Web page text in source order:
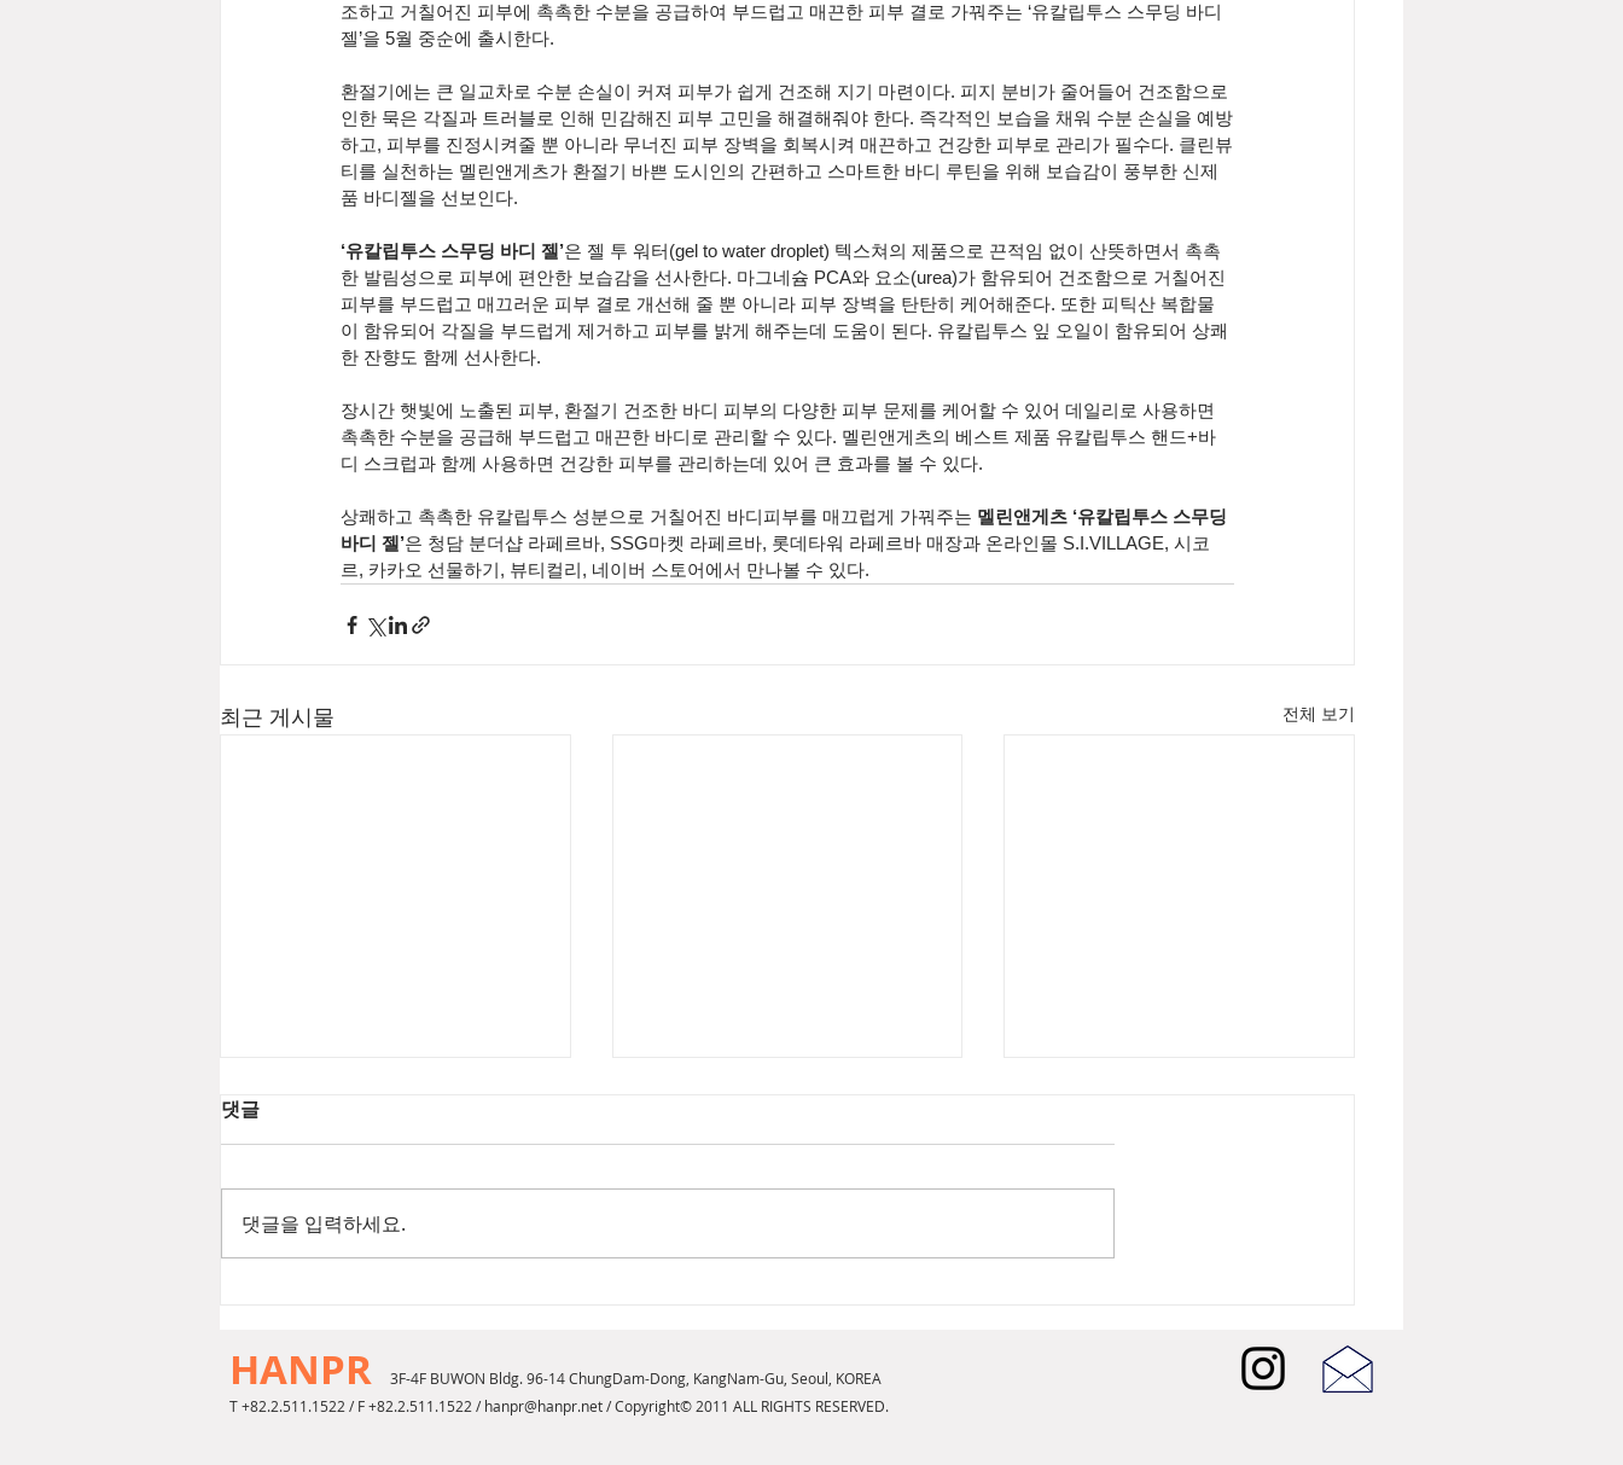
조하고 거칠어진 피부에 촉촉한 수분을 공급하여 부드럽고 매끈한 피부 결로 가꿔주는 ‘유칼립투스 스무딩 바디
젤’을 5월 중순에 출시한다.
환절기에는 큰 일교차로 수분 손실이 커져 피부가 쉽게 건조해 지기 마련이다. 피지 분비가 줄어들어 건조함으로
인한 묵은 각질과 트러블로 인해 민감해진 피부 고민을 해결해줘야 한다. 즉각적인 보습을 채워 수분 손실을 예방
하고, 피부를 진정시켜줄 뿐 아니라 무너진 피부 장벽을 회복시켜 매끈하고 건강한 피부로 관리가 필수다. 클린뷰
티를 실천하는 멜린앤게츠가 환절기 바쁜 도시인의 간편하고 스마트한 바디 루틴을 위해 보습감이 풍부한 신제
품 바디젤을 선보인다.
‘유칼립투스 스무딩 바디 젤’은 젤 투 워터(gel to water droplet) 텍스쳐의 제품으로 끈적임 없이 산뜻하면서 촉촉
한 발림성으로 피부에 편안한 보습감을 선사한다. 마그네슘 PCA와 요소(urea)가 함유되어 건조함으로 거칠어진
피부를 부드럽고 매끄러운 피부 결로 개선해 줄 뿐 아니라 피부 장벽을 탄탄히 케어해준다. 또한 피틱산 복합물
이 함유되어 각질을 부드럽게 제거하고 피부를 밝게 해주는데 도움이 된다. 유칼립투스 잎 오일이 함유되어 상쾌
한 잔향도 함께 선사한다.
장시간 햇빛에 노출된 피부, 환절기 건조한 바디 피부의 다양한 피부 문제를 케어할 수 있어 데일리로 사용하면
촉촉한 수분을 공급해 부드럽고 매끈한 바디로 관리할 수 있다. 멜린앤게츠의 베스트 제품 유칼립투스 핸드+바
디 스크럽과 함께 사용하면 건강한 피부를 관리하는데 있어 큰 효과를 볼 수 있다.
상쾌하고 촉촉한 유칼립투스 성분으로 거칠어진 바디피부를 매끄럽게 가꿔주는 멜린앤게츠 ‘유칼립투스 스무딩
바디 젤’은 청담 분더샵 라페르바, SSG마켓 라페르바, 롯데타워 라페르바 매장과 온라인몰 S.I.VILLAGE, 시코
르, 카카오 선물하기, 뷰티컬리, 네이버 스토어에서 만나볼 수 있다.
최근 게시물 전체 보기
드 퍼퓸 인텐스 출시
NEW 셰이드 5종 출시
댓글
댓글을 입력하세요.
HANPR
3F-4F BUWON Bldg. 96-14 ChungDam-Dong, KangNam-Gu, Seoul, KOREA
T +82.2.511.1522 / F +82.2.511.1522 / hanpr@hanpr.net/ Copyright© 2011 ALL RIGHTS RESERVED.